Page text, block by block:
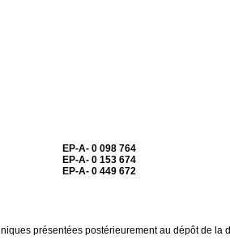
EP-A- 0 098 764
EP-A- 0 153 674
EP-A- 0 449 672
présentées postérieurement au dépôt de la